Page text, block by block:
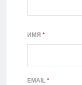
ИМЯ *
EMAIL *